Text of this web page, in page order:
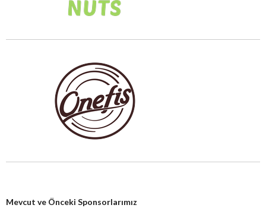
Mevcut ve Önceki Sponsorlarımız